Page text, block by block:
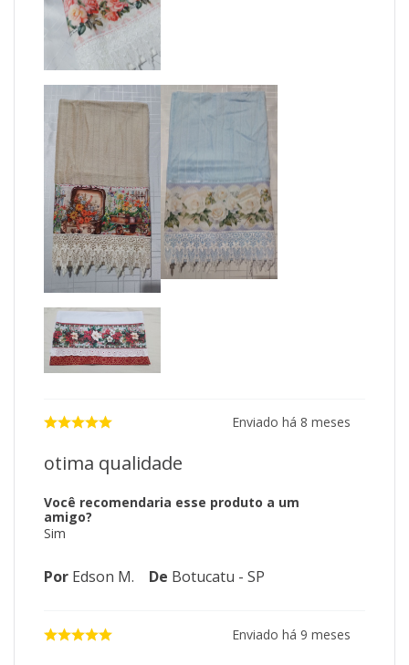
Enviado há 8 meses
otima qualidade
Você recomendaria esse produto a um
amigo?
Sim
Por Edson M. De Botucatu - SP
Enviado há 9 meses